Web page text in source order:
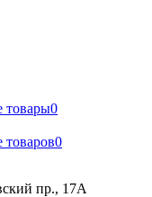
товары0
товаров0
пр., 17А